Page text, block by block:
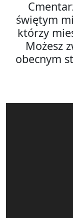
świętym
którzy
Możesz
obecnym